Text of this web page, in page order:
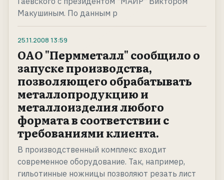
Макушиным. По данным р
25.11.2008 13:59
ОАО "Пермметалл" сообщило о
запуске производства,
позволяющего обрабатывать
металлопродукцию и
металлоизделия любого
формата в соответствии с
требованиями клиента.
В производственный комплекс входит
современное оборудование. Так, например,
гильотинные ножницы позволяют резать лист